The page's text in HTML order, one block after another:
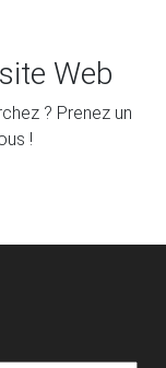
Web
? Prenez un
!